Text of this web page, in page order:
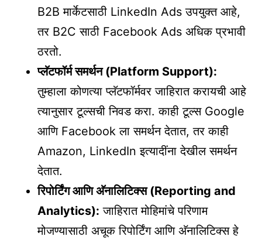
B2B मार्केटसाठी LinkedIn Ads उपयुक्त आहे,
तर B2C साठी Facebook Ads अधिक प्रभावी
ठरतो.
प्लॅटफॉर्म समर्थन (Platform Support):
तुम्हाला कोणत्या प्लॅटफॉर्मवर जाहिरात करायची आहे
त्यानुसार टूल्सची निवड करा. काही टूल्स Google
आणि Facebook ला समर्थन देतात, तर काही
Amazon, LinkedIn इत्यादींना देखील समर्थन
देतात.
रिपोर्टिंग आणि अ‍ॅनालिटिक्स (Reporting and
Analytics): जाहिरात मोहिमांचे परिणाम
मोजण्यासाठी अचूक रिपोर्टिंग आणि अ‍ॅनालिटिक्स हे